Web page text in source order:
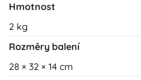
Hmotnost
2 kg
Rozměry balení
28 × 32 × 14 cm